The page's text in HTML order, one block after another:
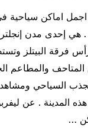
اجمل اماكن سياحية
هي إحدى مدن
فرقة البيتلز
والمطاعم
السياحي
المدينة . عن
…